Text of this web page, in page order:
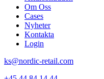
Om Oss
Cases
Nyheter
Kontakta
Login
ks@nordic-retail.com